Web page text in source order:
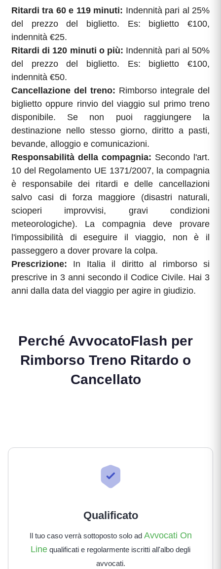
Ritardi tra 60 e 119 minuti: Indennità pari al 25%
del prezzo del biglietto. Es: biglietto €100,
indennità €25.
Ritardi di 120 minuti o più: Indennità pari al 50%
del prezzo del biglietto. Es: biglietto €100,
indennità €50.
Cancellazione del treno: Rimborso integrale del
biglietto oppure rinvio del viaggio sul primo treno
disponibile. Se non puoi raggiungere la
destinazione nello stesso giorno, diritto a pasti,
bevande, alloggio e comunicazioni.
Responsabilità della compagnia: Secondo l'art.
10 del Regolamento UE 1371/2007, la compagnia
è responsabile dei ritardi e delle cancellazioni
salvo casi di forza maggiore (disastri naturali,
scioperi improvvisi, gravi condizioni
meteorologiche). La compagnia deve provare
l'impossibilità di eseguire il viaggio, non è il
passeggero a dover provare la colpa.
Prescrizione: In Italia il diritto al rimborso si
prescrive in 3 anni secondo il Codice Civile. Hai 3
anni dalla data del viaggio per agire in giudizio.
Perché AvvocatoFlash per
Rimborso Treno Ritardo o
Cancellato
Qualificato
Il tuo caso verrà sottoposto solo ad Avvocati On
Line qualificati e regolarmente iscritti all'albo degli
avvocati.